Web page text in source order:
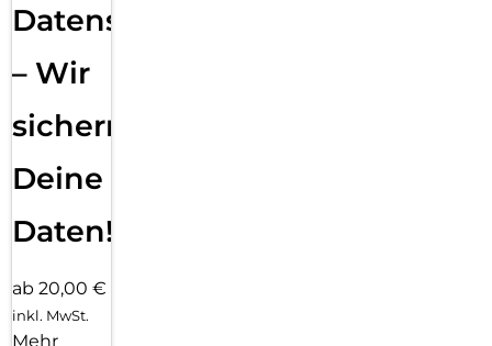
Datensicherung
– Wir
sichern
Deine
Daten!
ab 20,00 €
inkl. MwSt.
Mehr